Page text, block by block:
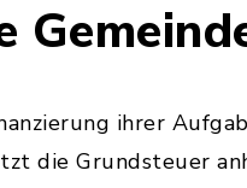
ihrer
die Grundsteuer